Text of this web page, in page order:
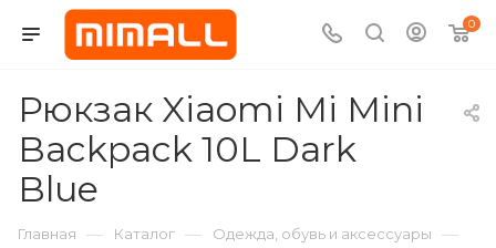
0
Рюкзак Xiaomi Mi Mini
Backpack 10L Dark
Blue
Главная — Каталог — Одежда, обувь и аксессуары —